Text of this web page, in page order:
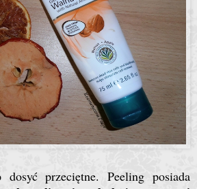
dosyć przeciętne. Peeling posiada